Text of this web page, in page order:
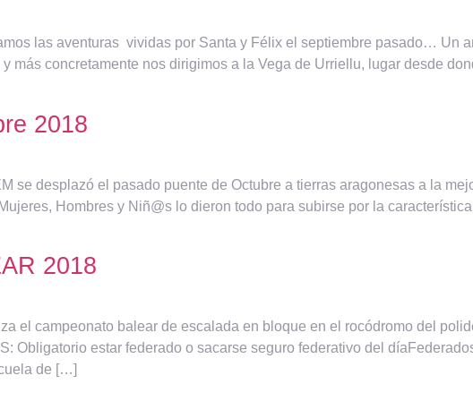
las aventuras vividas por Santa y Félix el septiembre pasado… Un
más concretamente nos dirigimos a la Vega de Urriellu, lugar desde
2018
se desplazó el pasado puente de Octubre a tierras aragonesas a la
Hombres y Niñ@s lo dieron todo para subirse por la
2018
el campeonato balear de escalada en bloque en el rocódromo del
Obligatorio estar federado o sacarse seguro federativo del
de […]